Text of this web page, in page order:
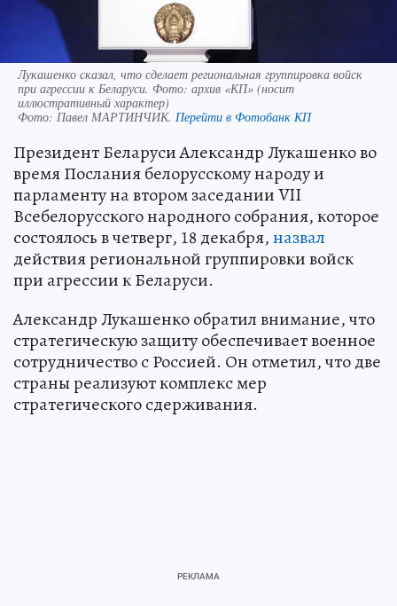
Лукашенко сказал, что сделает региональная группировка войск
при агрессии к Беларуси. Фото: архив «КП» (носит
иллюстративный характер)
Фото: Павел МАРТИНЧИК. Перейти в Фотобанк КП
Президент Беларуси Александр Лукашенко во
время Послания белорусскому народу и
парламенту на втором заседании VII
Всебелорусского народного собрания, которое
состоялось в четверг, 18 декабря,назвал
действия региональной группировки войск
при агрессии к Беларуси.
Александр Лукашенко обратил внимание, что
стратегическую защиту обеспечивает военное
сотрудничество с Россией. Он отметил, что две
страны реализуют комплекс мер
стратегического сдерживания.